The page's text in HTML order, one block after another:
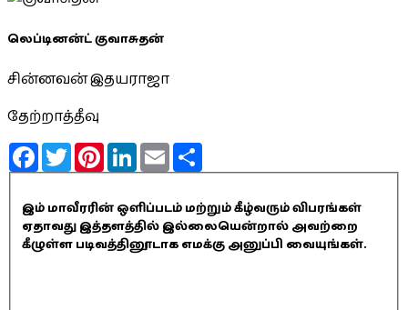
லெப்டினன்ட் குவாசுதன்
சின்னவன் இதயராஜா
தேற்றாத்தீவு
FacebookTwitterPinterestLinkedInEmail
இம் மாவீரரின் ஒளிப்படம் மற்றும் கீழ்வரும் விபரங்கள்
ஏதாவது இத்தளத்தில் இல்லையென்றால் அவற்றை
கீழுள்ள படிவத்தினூடாக எமக்கு அனுப்பி வையுங்கள்.